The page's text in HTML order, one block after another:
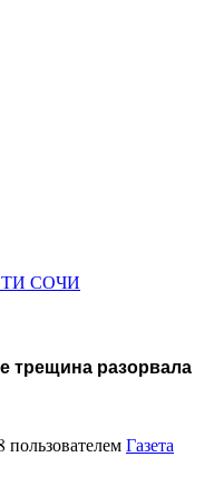
СОЧИ
трещина разорвала
Газета